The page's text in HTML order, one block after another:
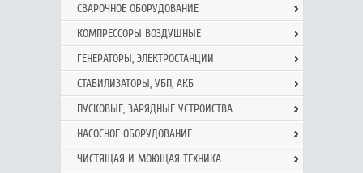
СВАРОЧНОЕ ОБОРУДОВАНИЕ
КОМПРЕССОРЫ ВОЗДУШНЫЕ
ГЕНЕРАТОРЫ, ЭЛЕКТРОСТАНЦИИ
СТАБИЛИЗАТОРЫ, УБП, АКБ
ПУСКОВЫЕ, ЗАРЯДНЫЕ УСТРОЙСТВА
НАСОСНОЕ ОБОРУДОВАНИЕ
ЧИСТЯЩАЯ И МОЮЩАЯ ТЕХНИКА